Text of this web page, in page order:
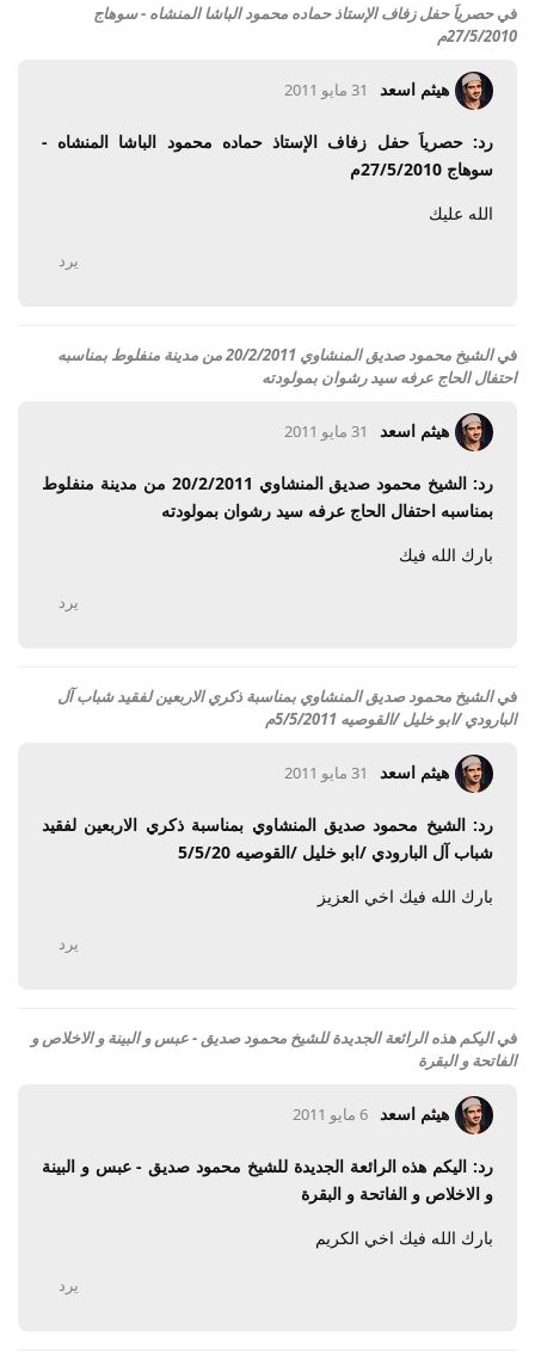
فيحصرياَ حفل زفاف الإستاذ حماده محمود الباشا المنشاه - سوهاج
27/5/2010م
هيثم اسعد 31 مايو 2011
رد: حصرياَ حفل زفاف الإستاذ حماده محمود الباشا المنشاه -
سوهاج 27/5/2010م
الله عليك
يرد
في
الشيخ محمود صديق المنشاوي 20/2/2011 من مدينة منفلوط بمناسبه
احتفال الحاج عرفه سيد رشوان بمولودته
هيثم اسعد 31 مايو 2011
رد: الشيخ محمود صديق المنشاوي 20/2/2011 من مدينة منفلوط
بمناسبه احتفال الحاج عرفه سيد رشوان بمولودته
بارك الله فيك
يرد
فيالشيخ محمود صديق المنشاوي بمناسبة ذكري الاربعين لفقيد شباب آل
البارودي /ابو خليل /القوصيه 5/5/2011م
هيثم اسعد 31 مايو 2011
رد: الشيخ محمود صديق المنشاوي بمناسبة ذكري الاربعين لفقيد
شباب آل البارودي /ابو خليل /القوصيه 5/5/20
بارك الله فيك اخي العزيز
يرد
فياليكم هذه الرائعة الجديدة للشيخ محمود صديق - عبس و البينة و الاخلاص و
الفاتحة و البقرة
هيثم اسعد 6 مايو 2011
رد: اليكم هذه الرائعة الجديدة للشيخ محمود صديق - عبس و البينة
و الاخلاص و الفاتحة و البقرة
بارك الله فيك اخي الكريم
يرد